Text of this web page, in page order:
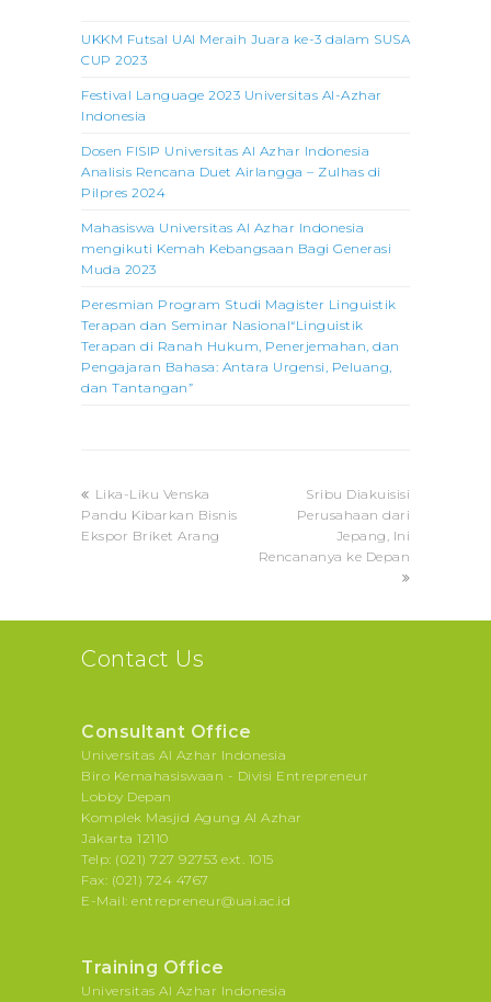
UKKM Futsal UAI Meraih Juara ke-3 dalam SUSA
CUP 2023
Festival Language 2023 Universitas Al-Azhar
Indonesia
Dosen FISIP Universitas Al Azhar Indonesia
Analisis Rencana Duet Airlangga – Zulhas di
Pilpres 2024
Mahasiswa Universitas Al Azhar Indonesia
mengikuti Kemah Kebangsaan Bagi Generasi
Muda 2023
Peresmian Program Studi Magister Linguistik
Terapan dan Seminar Nasional“Linguistik
Terapan di Ranah Hukum, Penerjemahan, dan
Pengajaran Bahasa: Antara Urgensi, Peluang,
dan Tantangan”
previous
post:
Lika-Liku Venska
Pandu Kibarkan Bisnis
Ekspor Briket Arang
next
post:
Sribu Diakuisisi
Perusahaan dari
Jepang, Ini
Rencananya ke Depan
Contact Us
Consultant Office
Universitas Al Azhar Indonesia
Biro Kemahasiswaan - Divisi Entrepreneur
Lobby Depan
Komplek Masjid Agung Al Azhar
Jakarta 12110
Telp: (021) 727 92753 ext. 1015
Fax: (021) 724 4767
E-Mail: entrepreneur@uai.ac.id
Training Office
Universitas Al Azhar Indonesia